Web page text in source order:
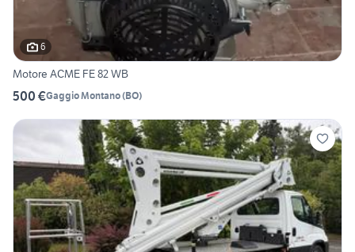
6
Motore ACME FE 82 WB
500 €Gaggio Montano(BO)